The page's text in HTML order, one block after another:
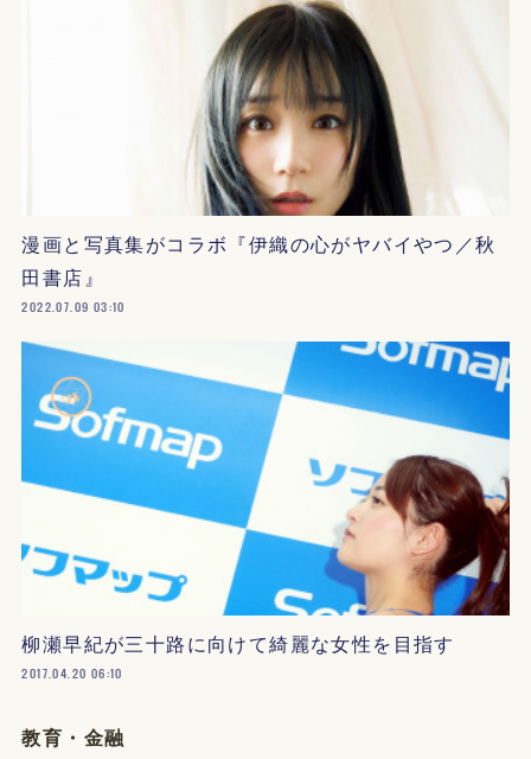
漫画と写真集がコラボ『伊織の心がヤバイやつ／秋
田書店』
2022.07.09 03:10
柳瀬早紀が三十路に向けて綺麗な女性を目指す
2017.04.20 06:10
教育・金融